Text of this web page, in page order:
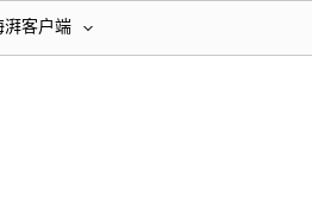
湃客户端